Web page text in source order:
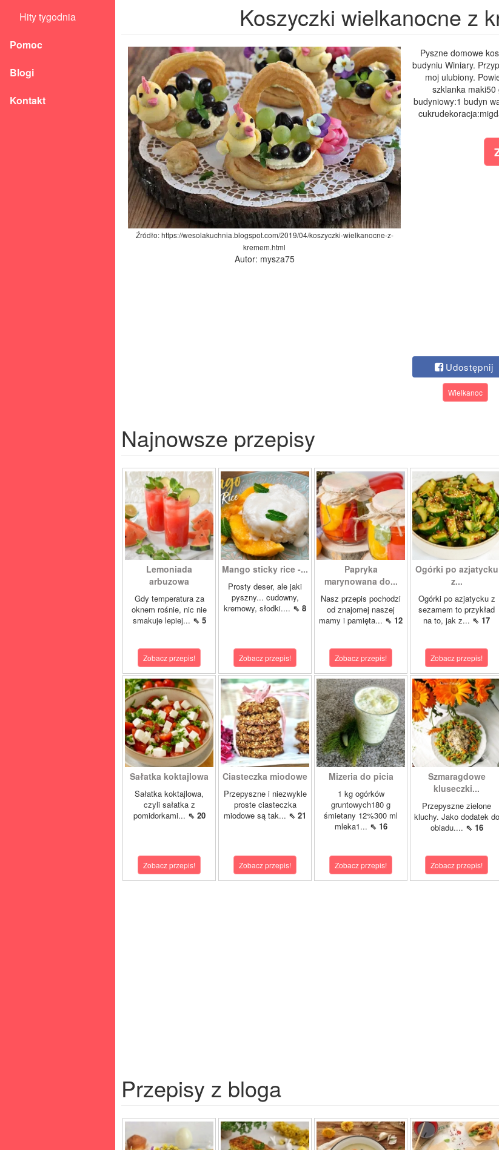
Hity tygodnia
Pomoc
Blogi
Kontakt
Koszyczki wielkanocne z
Źródło: https://wesolakuchnia.blogspot.com/2019/04/koszyczki-wielkanocne-z-
kremem.html
Autor: mysza75
Pyszne domowe
budyniu Winiary.
moj ulubiony.
szklanka
budyniowy:1 budyn
Udostępnij
Wielkanoc
Najnowsze przepisy
Lemoniada
arbuzowa
Gdy temperatura za
oknem rośnie, nic nie
smakuje lepiej... ⇖ 5
Zobacz przepis!
Mango sticky rice -...
Prosty deser, ale jaki
pyszny... cudowny,
kremowy, słodki.... ⇖ 8
Zobacz przepis!
Papryka
marynowana do...
Nasz przepis pochodzi
od znajomej naszej
mamy i pamięta... ⇖ 12
Zobacz przepis!
Ogórki po azjatycku
z...
Ogórki po azjatycku z
sezamem to przykład
na to, jak z... ⇖ 17
Zobacz przepis!
Sałatka koktajlowa
Sałatka koktajlowa,
czyli sałatka z
pomidorkami... ⇖ 20
Zobacz przepis!
Ciasteczka miodowe
Przepyszne i niezwykle
proste ciasteczka
miodowe są tak... ⇖ 21
Zobacz przepis!
Mizeria do picia
1 kg ogórków
gruntowych180 g
śmietany 12%300 ml
mleka1... ⇖ 16
Zobacz przepis!
Szmaragdowe
kluseczki...
Przepyszne zielone
kluchy. Jako dodatek do
obiadu.... ⇖ 16
Zobacz przepis!
Przepisy z bloga